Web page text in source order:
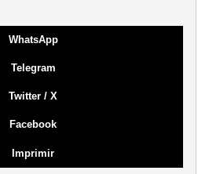
WhatsApp
Telegram
Twitter / X
Facebook
Imprimir